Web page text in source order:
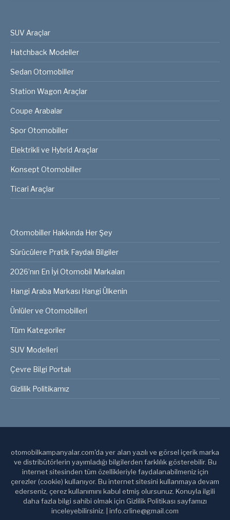
SUV Araçlar
Hatchback Modeller
Sedan Otomobiller
Station Wagon Araçlar
Coupe Arabalar
Spor Otomobiller
Elektrikli ve Hybrid Araçlar
Konsept Otomobiller
Ticari Araçlar
Otomobiller Hakkında Her Şey
Sürücülere Pratik Faydalı Bilgiler
2026’nın En İyi Otomobil Markaları
Hangi Araba Markası Hangi Ülkenin
Ünlüler ve Otomobilleri
Tüm Kategoriler
SUV Modelleri
Çevre Bilgi Portalı
Gizlilik Politikamız
otomobilkampanyalar.com'da yer alan yazılı ve görsel içerik marka
ve distribütörlerin yayımladığı bilgilerden farklılık gösterebilir. Bu
internet sitesinden tüm özellikleriyle faydalanabilmeniz için
çerezler (cookie) kullanıyor. Bu internet sitesini kullanmaya devam
ederseniz, çerez kullanımını kabul etmiş olursunuz. Konuyla ilgili
daha fazla bilgi sahibi olmak için Gizlilik Politikası sayfamızı
inceleyebilirsiniz. | info.crline@gmail.com